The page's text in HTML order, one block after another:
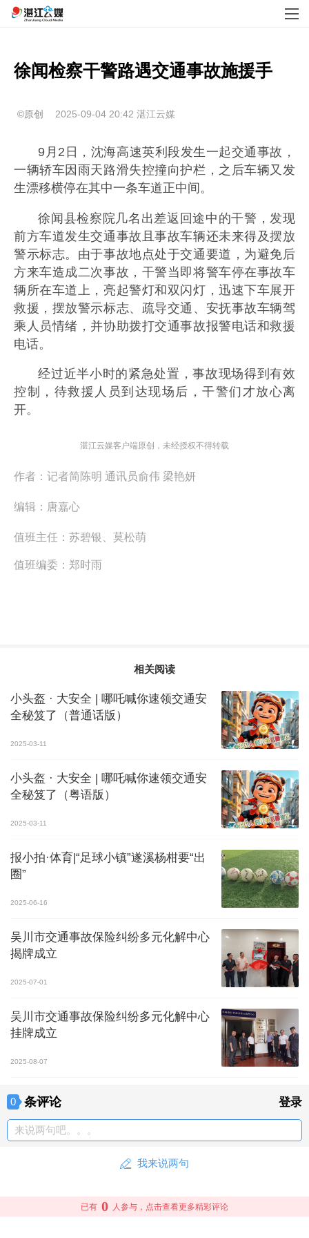
徐闻检察干警路遇交通事故施援手
©原创 2025-09-04 20:42 湛江云媒
9月2日，沈海高速英利段发生一起交通事故，
一辆轿车因雨天路滑失控撞向护栏，之后车辆又发
生漂移横停在其中一条车道正中间。
徐闻县检察院几名出差返回途中的干警，发现
前方车道发生交通事故且事故车辆还未来得及摆放
警示标志。由于事故地点处于交通要道，为避免后
方来车造成二次事故，干警当即将警车停在事故车
辆所在车道上，亮起警灯和双闪灯，迅速下车展开
救援，摆放警示标志、疏导交通、安抚事故车辆驾
乘人员情绪，并协助拨打交通事故报警电话和救援
电话。
经过近半小时的紧急处置，事故现场得到有效
控制，待救援人员到达现场后，干警们才放心离
开。
湛江云媒客户端原创，未经授权不得转载
作者： 记者简陈明 通讯员俞伟 梁艳妍
编辑： 唐嘉心
值班主任： 苏碧银、莫松萌
值班编委： 郑时雨
相关阅读
小头盔 · 大安全 | 哪吒喊你速领交通安
全秘笈了（普通话版）
2025-03-11
小头盔 · 大安全 | 哪吒喊你速领交通安
全秘笈了（粤语版）
2025-03-11
报小拍·体育|“足球小镇”遂溪杨柑要“出
圈”
2025-06-16
吴川市交通事故保险纠纷多元化解中心
揭牌成立
2025-07-01
吴川市交通事故保险纠纷多元化解中心
挂牌成立
2025-08-07
0 条评论 登录
来说两句吧。。。
我来说两句
已有 0 人参与，点击查看更多精彩评论